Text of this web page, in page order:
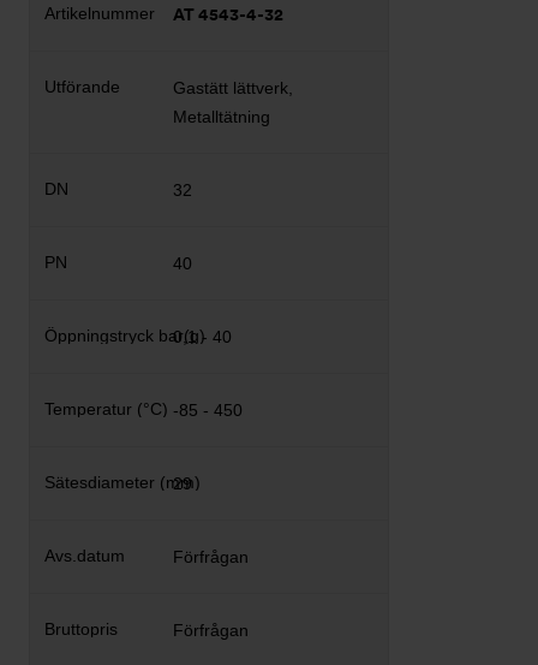
AT 4543-4-32
Gastätt lättverk,
Metalltätning
32
40
0,1 - 40
-85 - 450
29
Förfrågan
Förfrågan